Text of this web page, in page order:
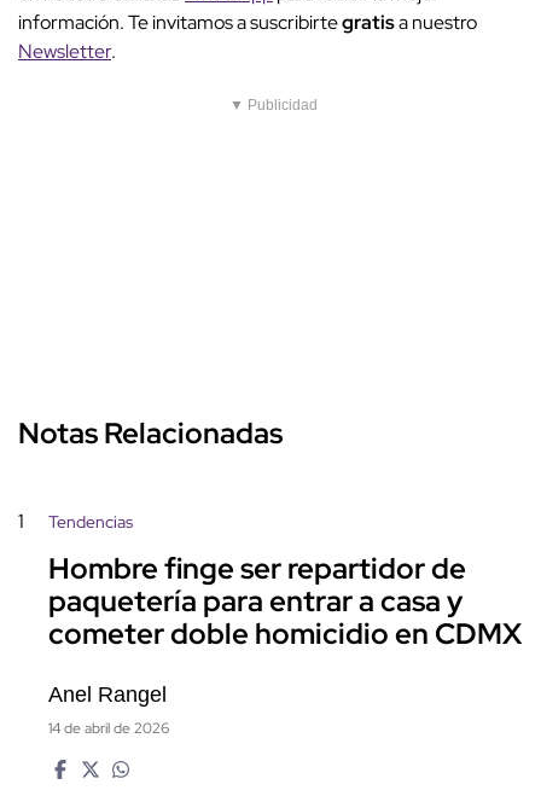
información. Te invitamos a suscribirtegratisa nuestro
Newsletter.
▼ Publicidad
Notas Relacionadas
1 Tendencias
Hombre finge ser repartidor de
paquetería para entrar a casa y
cometer doble homicidio en CDMX
Anel Rangel
14 de abril de 2026